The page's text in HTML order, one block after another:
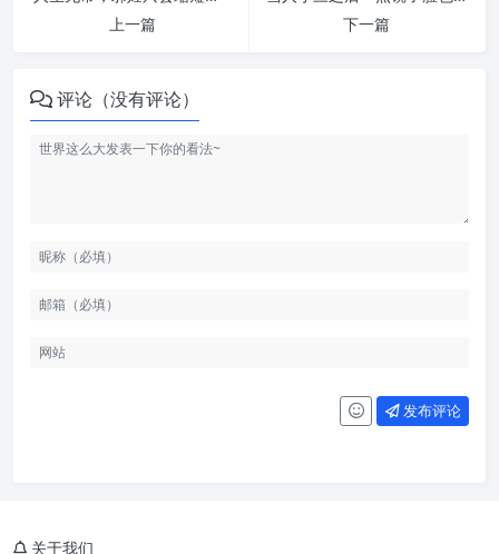
上一篇
下一篇
评论（没有评论）
发布评论
关于我们